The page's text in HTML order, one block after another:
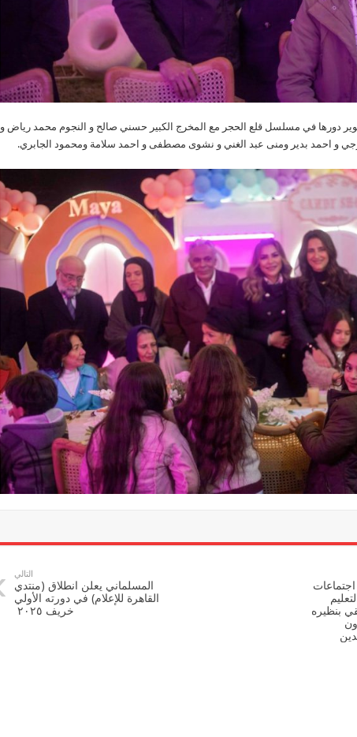
دورها في مسلسل قلع الحجر مع المخرج الكبير حسني صالح و النجوم محمد رياض و
و احمد بدير ومنى عبد الغني و نشوى مصطفى و احمد سلامة ومحمود الجابري.
بنظيره
التالي
المسلماني يعلن انطلاق (منتدي
القاهرة للإعلام) في دورته الأولي
خريف ٢٠٢٥